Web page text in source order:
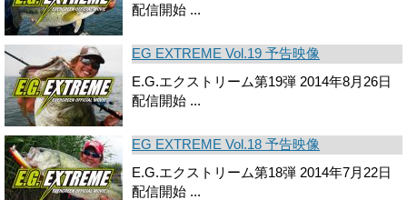
配信開始 ...
EG EXTREME Vol.19 予告映像
E.G.エクストリーム第19弾 2014年8月26日
配信開始 ...
EG EXTREME Vol.18 予告映像
E.G.エクストリーム第18弾 2014年7月22日
配信開始 ...